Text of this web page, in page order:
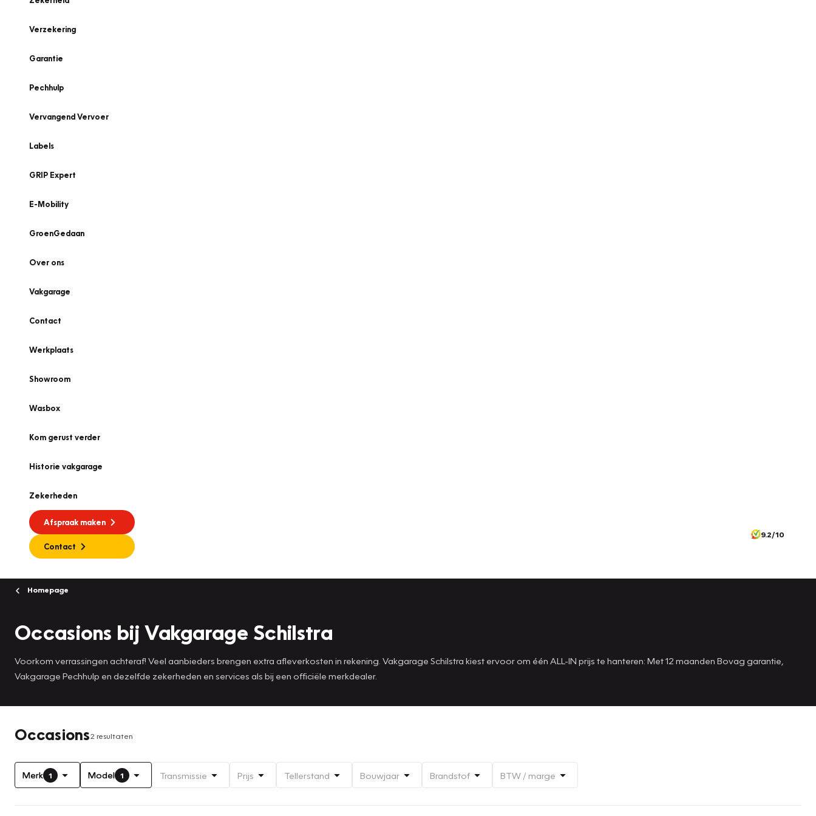
Verzekering
Garantie
Pechhulp
Vervangend Vervoer
Labels
GRIP Expert
E-Mobility
GroenGedaan
Over ons
Vakgarage
Contact
Werkplaats
Showroom
Wasbox
Kom gerust verder
Historie vakgarage
Zekerheden
Afspraak maken
Contact
9.2/10
Homepage
Occasions bij Vakgarage Schilstra
Voorkom verrassingen achteraf! Veel aanbieders brengen extra afleverkosten in rekening. Vakgarage Schilstra kiest ervoor om één ALL-IN prijs te hanteren: Met 12 maanden Bovag garantie,
Vakgarage Pechhulp en dezelfde zekerheden en services als bij een officiële merkdealer.
Occasions2 resultaten
Merk 1 Model 1 Transmissie Prijs Tellerstand Bouwjaar Brandstof BTW / marge